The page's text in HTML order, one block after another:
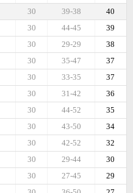
40
39-38
30
39
44-45
30
38
29-29
30
37
35-47
30
37
33-35
30
36
31-42
30
35
44-52
30
34
43-50
30
32
42-52
30
30
29-44
30
29
27-45
30